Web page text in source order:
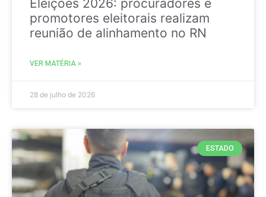
Eleições 2026: procuradores e
promotores eleitorais realizam
reunião de alinhamento no RN
VER MATÉRIA »
28 de julho de 2026
ESTADO